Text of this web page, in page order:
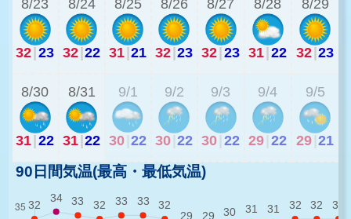
8/23
32 23
8/24
32 22
8/25
31 21
8/26
32 23
8/27
32 23
8/28
31 22
8/29
32 23
8/30
31 22
8/31
31 22
9/1
30 22
9/2
30 22
9/3
30 22
9/4
29 22
9/5
29 21
90日間気温(最高・最低気温)